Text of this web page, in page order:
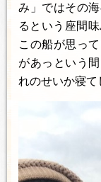
み」ではその
るという座間
この船が思っ
があっという
れのせいか寝て